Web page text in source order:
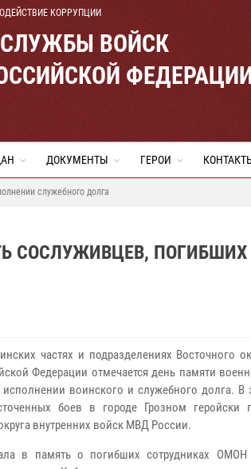
КОРРУПЦИИ
ВОЙСК
ДОКУМЕНТЫ ГЕРОИ
служебного долга
СОСЛУЖИВЦЕВ,
частях и подразделениях Восточного
Федерации отмечается день памяти
воинского и служебного долга. В
боев в городе Грозном геройски
внутренних войск МВД России.
в память о погибших сотрудниках ОМОН